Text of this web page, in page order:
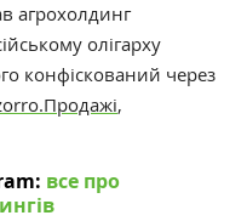
агрохолдинг
олігарху
конфіскований через
,
все про